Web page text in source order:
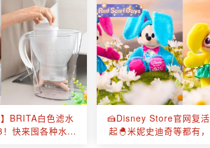
BRITA白色滤水
快来囤各种水壶
🍰Disney Store官网复
起🐣米妮史迪奇等都有